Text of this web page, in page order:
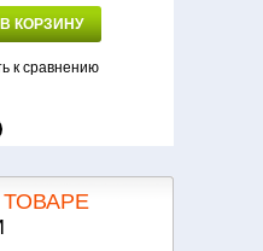
В КОРЗИНУ
к сравнению